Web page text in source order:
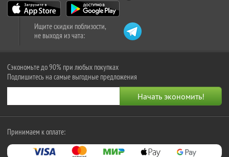
Ищите скидки поблизости,
не выходя из чата:
Сэкономьте до 90% при любых покупках
Подпишитесь на самые выгодные предложения
Принимаем к оплате: